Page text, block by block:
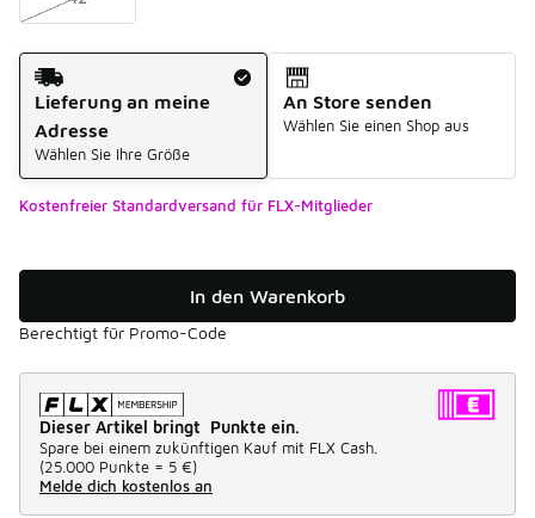
Versandart
Lieferung an meine
Adresse
Wählen Sie Ihre Größe
An Store senden
Wählen Sie einen Shop aus
Kostenfreier Standardversand für FLX-Mitglieder
In den Warenkorb
Berechtigt für Promo-Code
Dieser Artikel bringt Punkte ein.
Spare bei einem zukünftigen Kauf mit FLX Cash.
(25.000 Punkte = 5 €)
Melde dich kostenlos an